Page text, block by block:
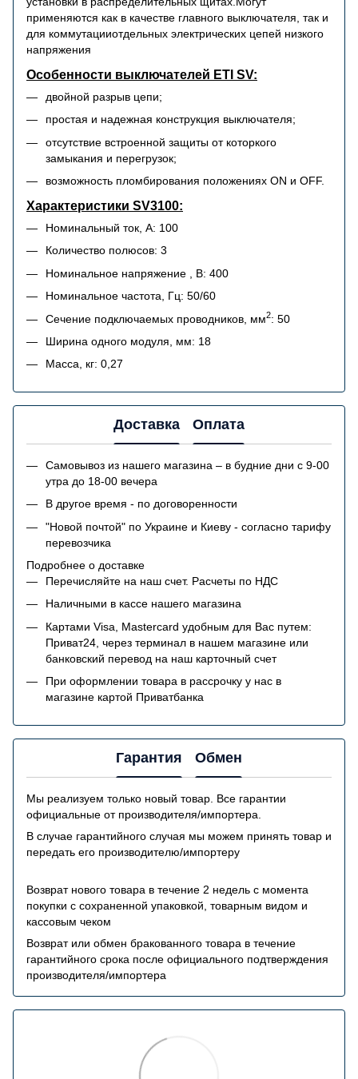
применяются как в качестве главного выключателя, так и
для коммутацииотдельных электрических цепей низкого
напряжения
Особенности выключателей ETI SV:
двойной разрыв цепи;
простая и надежная конструкция выключателя;
отсутствие встроенной защиты от которкого
замыкания и перегрузок;
возможность пломбирования положениях ON и OFF.
Характеристики SV3100:
Номинальный ток, А: 100
Количество полюсов: 3
Номинальное напряжение , В: 400
Номинальное частота, Гц: 50/60
Сечение подключаемых проводников, мм2: 50
Ширина одного модуля, мм: 18
Масса, кг: 0,27
Доставка Оплата
Самовывоз из нашего магазина – в будние дни с 9-00
утра до 18-00 вечера
В другое время - по договоренности
"Новой почтой" по Украине и Киеву - согласно тарифу
перевозчика
Подробнее о доставке
Перечисляйте на наш счет. Расчеты по НДС
Наличными в кассе нашего магазина
Картами Visa, Mastercard удобным для Вас путем:
Приват24, через терминал в нашем магазине или
банковский перевод на наш карточный счет
При оформлении товара в рассрочку у нас в
магазине картой Приватбанка
Гарантия Обмен
Мы реализуем только новый товар. Все гарантии
официальные от производителя/импортера.
В случае гарантийного случая мы можем принять товар и
передать его производителю/импортеру
Возврат нового товара в течение 2 недель с момента
покупки с сохраненной упаковкой, товарным видом и
кассовым чеком
Возврат или обмен бракованного товара в течение
гарантийного срока после официального подтверждения
производителя/импортера